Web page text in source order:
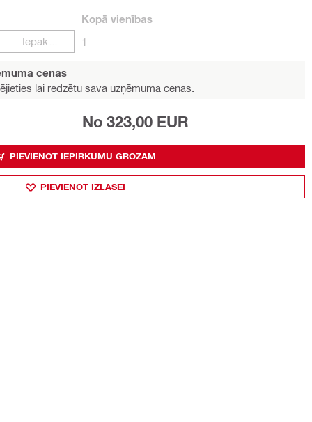
Kopā vienības
1
cenas
lai redzētu sava uzņēmuma cenas.
No 323,00 EUR
PIEVIENOT IEPIRKUMU GROZAM
PIEVIENOT IZLASEI